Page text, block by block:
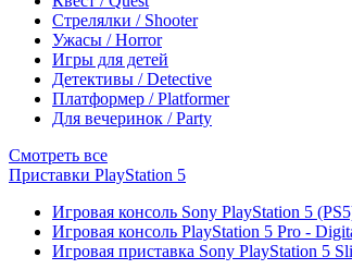
Стрелялки / Shooter
Ужасы / Horror
Игры для детей
Детективы / Detective
Платформер / Platformer
Для вечеринок / Party
Смотреть все
Приставки PlayStation 5
Игровая консоль Sony PlayStation 5
Игровая консоль PlayStation 5 Pro -
Игровая приставка Sony PlayStation 5